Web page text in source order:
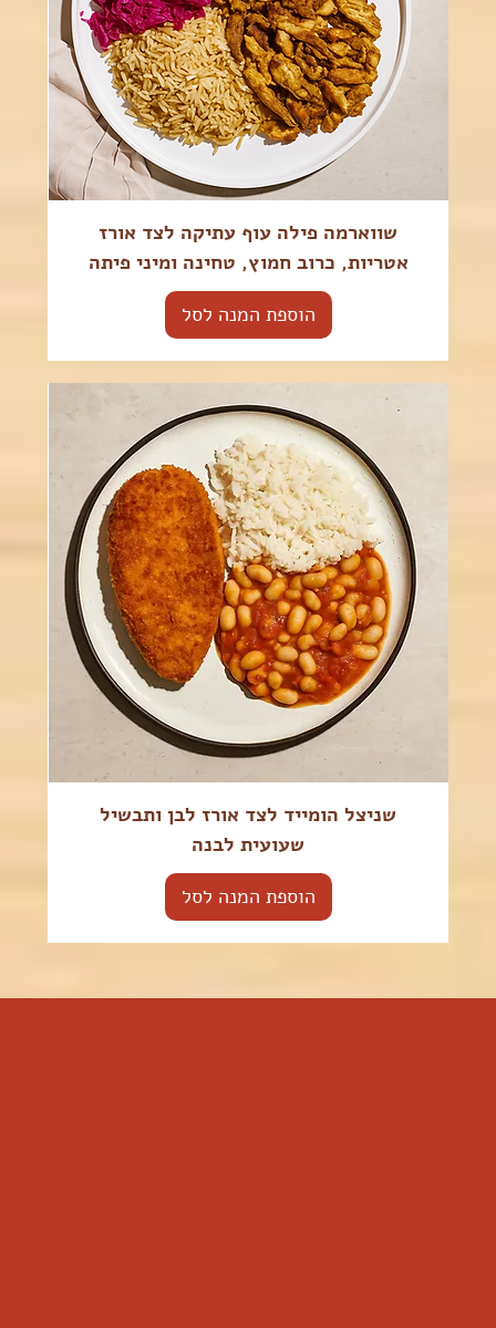
שווארמה פילה עוף עתיקה לצד אורז
אטריות, כרוב חמוץ, טחינה ומיני פיתה
הוספת המנה לסל
שניצל הומייד לצד אורז לבן ותבשיל
שעועית לבנה
הוספת המנה לסל